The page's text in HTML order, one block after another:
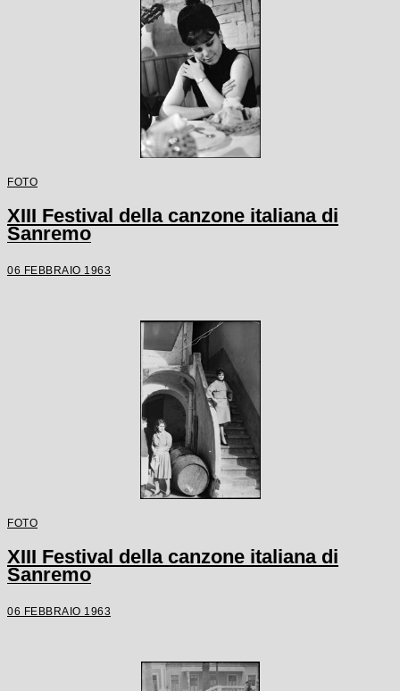
FOTO
XIII Festival della canzone italiana di
Sanremo
06 FEBBRAIO 1963
FOTO
XIII Festival della canzone italiana di
Sanremo
06 FEBBRAIO 1963